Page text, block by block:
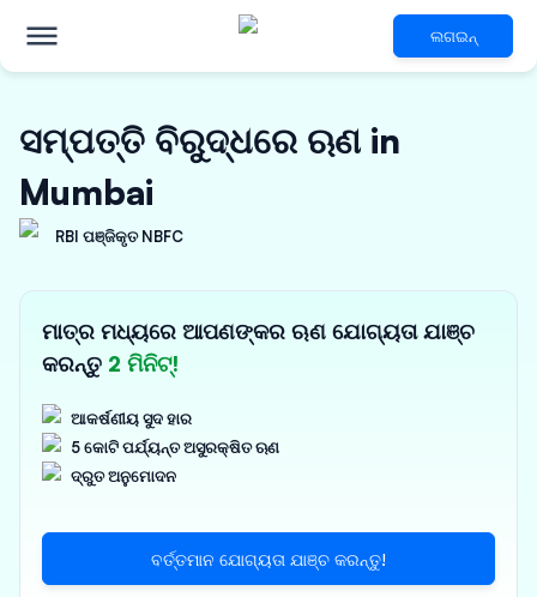
ଲଗଇନ୍
ସମ୍ପତ୍ତି ବିରୁଦ୍ଧରେ ଋଣ in
Mumbai
RBI ପଞ୍ଜିକୃତ NBFC
ମାତ୍ର ମଧ୍ୟରେ ଆପଣଙ୍କର ଋଣ ଯୋଗ୍ୟତା ଯାଞ୍ଚ
କରନ୍ତୁ 2 ମିନିଟ୍!
ଆକର୍ଷଣୀୟ ସୁଦ ହାର
5 କୋଟି ପର୍ଯ୍ୟନ୍ତ ଅସୁରକ୍ଷିତ ଋଣ
ଦ୍ରୁତ ଅନୁମୋଦନ
ବର୍ତ୍ତମାନ ଯୋଗ୍ୟତା ଯାଞ୍ଚ କରନ୍ତୁ!